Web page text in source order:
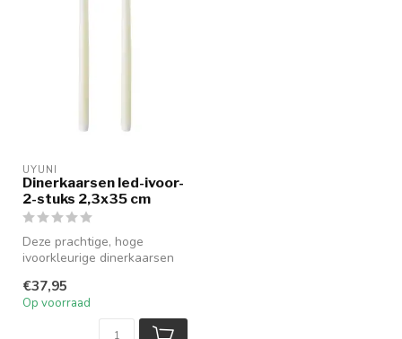
UYUNI
Dinerkaarsen led-ivoor-
2-stuks 2,3x35 cm
Deze prachtige, hoge
ivoorkleurige dinerkaarsen
zijn ee...
€37,95
Op voorraad